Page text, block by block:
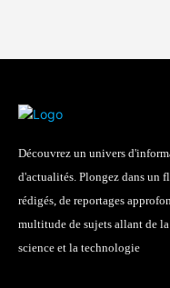
Découvrez un univers
d'actualités. Plongez dans un
rédigés, de reportages
multitude de sujets allant de
science et la technologie